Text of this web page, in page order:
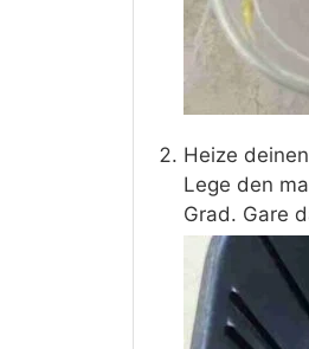
Heize
Lege den
Grad. Gare